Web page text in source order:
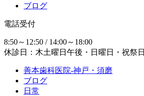
ブログ
電話受付
8:50～12:50 / 14:00～18:00
休診日：木土曜日午後・日曜日・祝祭日
善本歯科医院-神戸・須磨
ブログ
日常